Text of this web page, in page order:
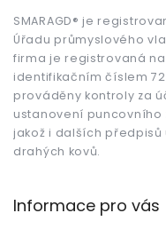
SMARAGD® je
Úřadu průmyslového
firma je registrovaná
identifikačním číslem
prováděny kontroly za
ustanovení puncovního
jakož i dalších
drahých kovů.
Informace pro vás